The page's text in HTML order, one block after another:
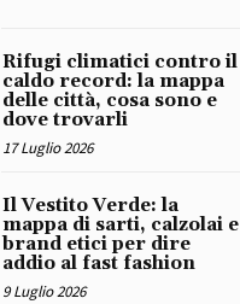
Rifugi climatici contro il
caldo record: la mappa
delle città, cosa sono e
dove trovarli
17 Luglio 2026
Il Vestito Verde: la
mappa di sarti, calzolai e
brand etici per dire
addio al fast fashion
9 Luglio 2026